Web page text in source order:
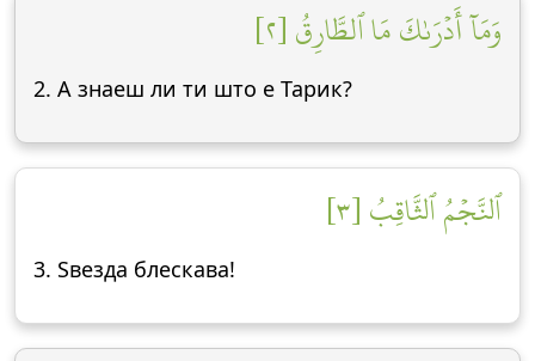
وَمَآ أَدۡرَىٰكَ مَا ٱلطَّارِقُ [٢]
2. А знаеш ли ти што е Тарик?
ٱلنَّجۡمُ ٱلثَّاقِبُ [٣]
3. Ѕвезда блескава!